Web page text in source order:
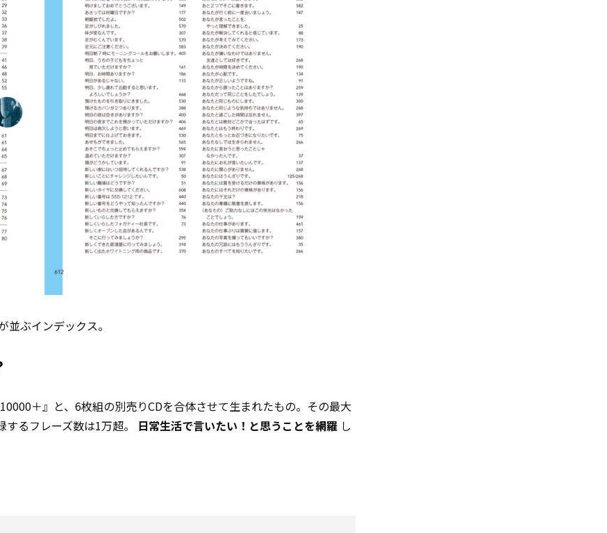
ぶインデックス。
＋』と、6枚組の別売りCDを合体させて生まれたもの。その最大
るフレーズ数は1万超。 日常生活で言いたい！と思うことを網羅 し